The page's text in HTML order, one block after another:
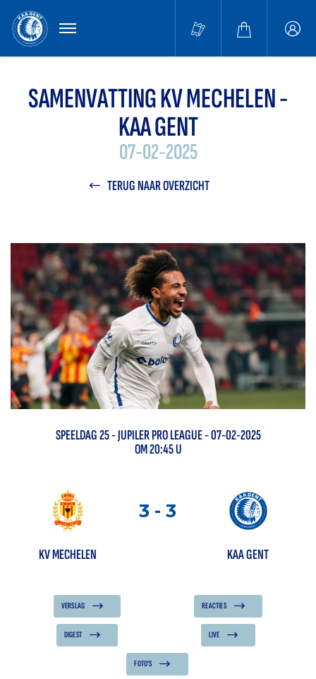
MENU
SAMENVATTING KV MECHELEN -
KAA GENT
07-02-2025
TERUG NAAR OVERZICHT
SPEELDAG25-JUPILER PRO LEAGUE- 07-02-2025
OM 20:45 U
3 - 3
KV MECHELEN KAA GENT
VERSLAG REACTIES
DIGEST LIVE
FOTO'S